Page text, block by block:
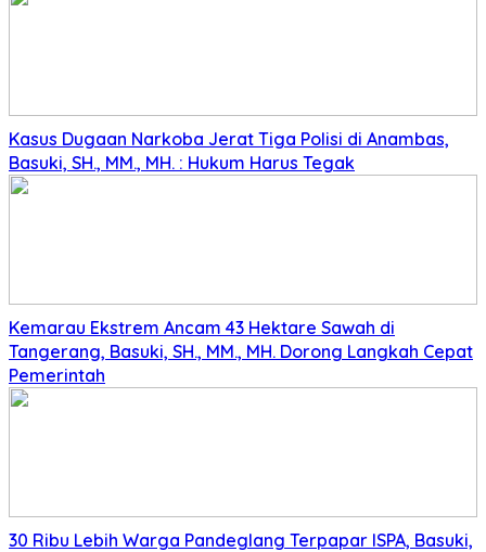
Kasus Dugaan Narkoba Jerat Tiga Polisi di Anambas,
Basuki, SH., MM., MH. : Hukum Harus Tegak
Kemarau Ekstrem Ancam 43 Hektare Sawah di
Tangerang, Basuki, SH., MM., MH. Dorong Langkah Cepat
Pemerintah
30 Ribu Lebih Warga Pandeglang Terpapar ISPA, Basuki,